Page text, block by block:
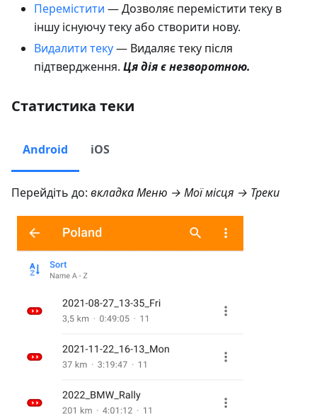
Перемістити — Дозволяє перемістити теку в
іншу існуючу теку або створити нову.
Видалити теку— Видаляє теку після
підтвердження. Ця дія є незворотною.
Статистика теки
Android iOS
Перейдіть до: вкладкаМеню → Мої місця → Треки